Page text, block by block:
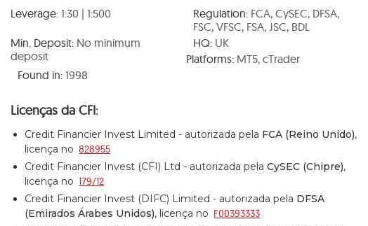
Leverage: 1:30 | 1:500 Regulation:FCA, CySEC, DFSA,
FSC, VFSC, FSA, JSC, BDL
Min. Deposit: No minimum
deposit
HQ:UK
Platforms:MT5, cTrader
Found in: 1998
Licenças da CFI:
Credit Financier Invest Limited - autorizada pela FCA (Reino Unido),
licença no 828955
Credit Financier Invest (CFI) Ltd - autorizada pelaCySEC (Chipre),
licença no 179/12
Credit Financier Invest (DIFC) Limited - autorizada pela DFSA
(Emirados Árabes Unidos), licença no F00393333